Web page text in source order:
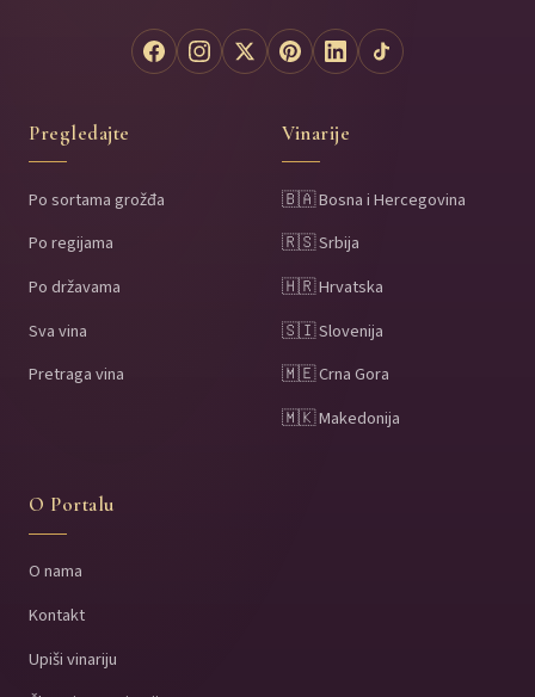
Pregledajte
Po sortama grožđa
Po regijama
Po državama
Sva vina
Pretraga vina
Vinarije
🇧🇦 Bosna i Hercegovina
🇷🇸 Srbija
🇭🇷 Hrvatska
🇸🇮 Slovenija
🇲🇪 Crna Gora
🇲🇰 Makedonija
O Portalu
O nama
Kontakt
Upiši vinariju